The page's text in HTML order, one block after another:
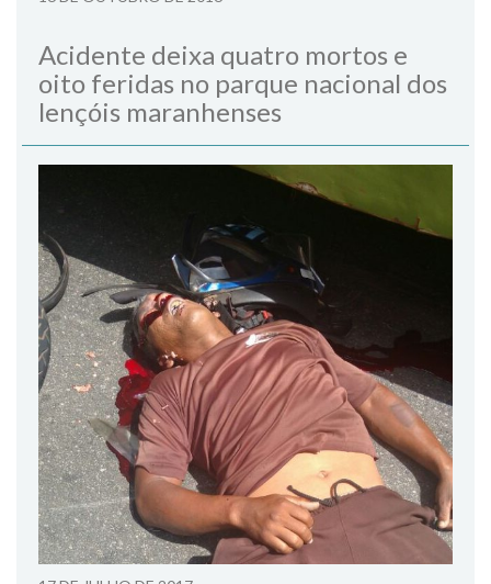
Acidente deixa quatro mortos e
oito feridas no parque nacional dos
lençóis maranhenses